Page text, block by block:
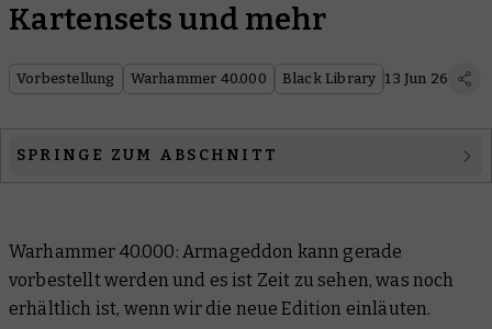
Kartensets und mehr
Vorbestellung Warhammer 40.000 Black Library 13 Jun 26
SPRINGE ZUM ABSCHNITT
Black Library
Warhammer 40.000: Armageddon kann gerade
vorbestellt werden und es ist Zeit zu sehen, was noch
erhältlich ist, wenn wir die neue Edition einläuten.